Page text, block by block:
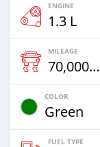
ENGINE
1.3 L
MILEAGE
70,000 Km
COLOR
Green
FUEL TYPE